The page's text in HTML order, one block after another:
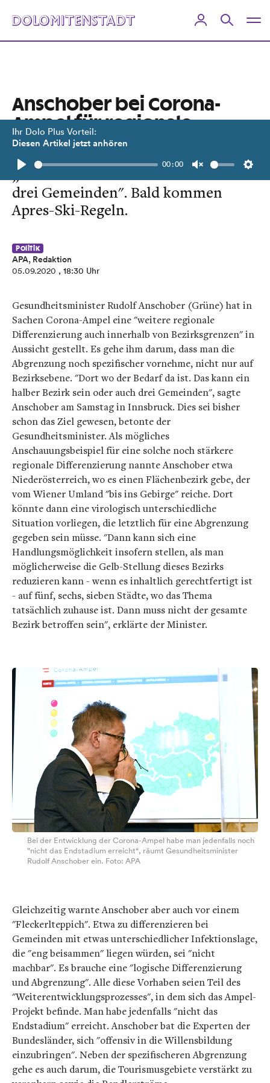
Ihr Dolo Plus Vorteil:
Diesen Artikel jetzt anhören
Play
00:00
Unmute
Anschober bei Corona-
Ampel für regionale
Differenzierung
„Das kann ein halber Bezirk sein oder
drei Gemeinden". Bald kommen
Apres-Ski-Regeln.
Politik
APA, Redaktion
05.09.2020 , 18:30 Uhr
Gesundheitsminister Rudolf Anschober (Grüne) hat in
Sachen Corona-Ampel eine "weitere regionale
Differenzierung auch innerhalb von Bezirksgrenzen" in
Aussicht gestellt. Es gehe ihm darum, dass man die
Abgrenzung noch spezifischer vornehme, nicht nur auf
Bezirksebene. "Dort wo der Bedarf da ist. Das kann ein
halber Bezirk sein oder auch drei Gemeinden", sagte
Anschober am Samstag in Innsbruck. Dies sei bisher
schon das Ziel gewesen, betonte der
Gesundheitsminister. Als mögliches
Anschauungsbeispiel für eine solche noch stärkere
regionale Differenzierung nannte Anschober etwa
Niederösterreich, wo es einen Flächenbezirk gebe, der
vom Wiener Umland "bis ins Gebirge" reiche. Dort
könnte dann eine virologisch unterschiedliche
Situation vorliegen, die letztlich für eine Abgrenzung
gegeben sein müsse. "Dann kann sich eine
Handlungsmöglichkeit insofern stellen, als man
möglicherweise die Gelb-Stellung dieses Bezirks
reduzieren kann - wenn es inhaltlich gerechtfertigt ist
- auf fünf, sechs, sieben Städte, wo das Thema
tatsächlich zuhause ist. Dann muss nicht der gesamte
Bezirk betroffen sein", erklärte der Minister.
Bei der Entwicklung der Corona-Ampel habe man jedenfalls noch
"nicht das Endstadium erreicht“, räumt Gesundheitsminister
Rudolf Anschober ein. Foto: APA
Gleichzeitig warnte Anschober aber auch vor einem
"Fleckerlteppich". Etwa zu differenzieren bei
Gemeinden mit etwas unterschiedlicher Infektionslage,
die "eng beisammen" liegen würden, sei "nicht
machbar". Es brauche eine "logische Differenzierung
und Abgrenzung". Alle diese Vorhaben seien Teil des
"Weiterentwicklungsprozesses", in dem sich das Ampel-
Projekt befinde. Man habe jedenfalls "nicht das
Endstadium" erreicht. Anschober bat die Experten der
Bundesländer, sich "offensiv in die Willensbildung
einzubringen". Neben der spezifischeren Abgrenzung
gehe es auch darum, die Tourismusgebiete verstärkt zu